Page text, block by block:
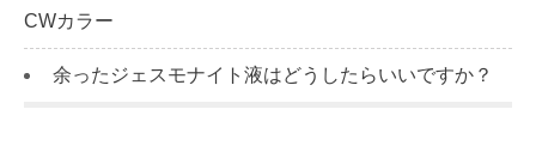
CWカラー
余ったジェスモナイト液はどうしたらいいですか？